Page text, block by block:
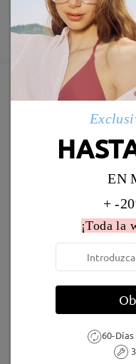
Fabricación
5-7 días laborales
Enviado
5-7 días laborales
60 días de garantía
Garantía de 365 días
Marcos Similares
T92265
EN
+ -
¡Toda la
60-